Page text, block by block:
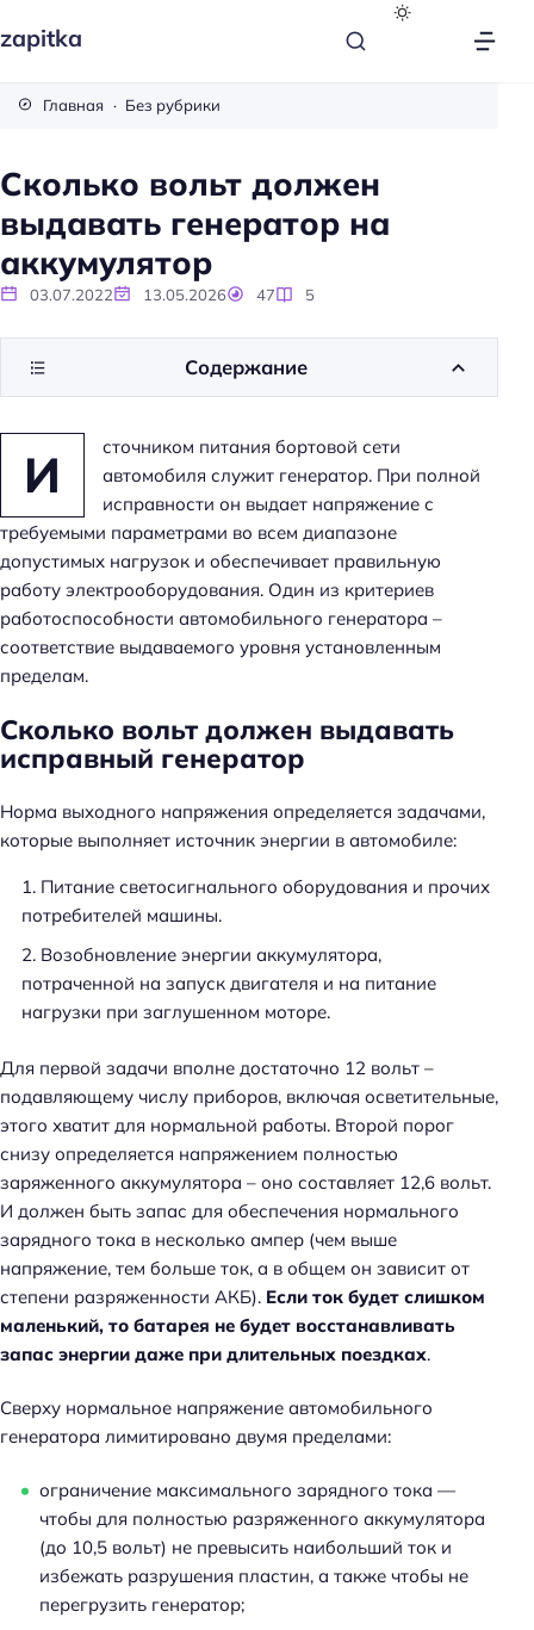
zapitka
Главная Без рубрики
Сколько вольт должен
выдавать генератор на
аккумулятор
03.07.2022 13.05.2026 47 5
И
сточником питания бортовой сети
автомобиля служит генератор. При полной
исправности он выдает напряжение с
требуемыми параметрами во всем диапазоне
допустимых нагрузок и обеспечивает правильную
работу электрооборудования. Один из критериев
работоспособности автомобильного генератора –
соответствие выдаваемого уровня установленным
пределам.
Сколько вольт должен выдавать
исправный генератор
Норма выходного напряжения определяется задачами,
которые выполняет источник энергии в автомобиле:
Питание светосигнального оборудования и прочих
потребителей машины.
Возобновление энергии аккумулятора,
потраченной на запуск двигателя и на питание
нагрузки при заглушенном моторе.
Для первой задачи вполне достаточно 12 вольт –
подавляющему числу приборов, включая осветительные,
этого хватит для нормальной работы. Второй порог
снизу определяется напряжением полностью
заряженного аккумулятора – оно составляет 12,6 вольт.
И должен быть запас для обеспечения нормального
зарядного тока в несколько ампер (чем выше
напряжение, тем больше ток, а в общем он зависит от
степени разряженности АКБ). Если ток будет слишком
маленький, то батарея не будет восстанавливать
запас энергии даже при длительных поездках.
Сверху нормальное напряжение автомобильного
генератора лимитировано двумя пределами:
ограничение максимального зарядного тока —
чтобы для полностью разряженного аккумулятора
(до 10,5 вольт) не превысить наибольший ток и
избежать разрушения пластин, а также чтобы не
перегрузить генератор;
Содержание